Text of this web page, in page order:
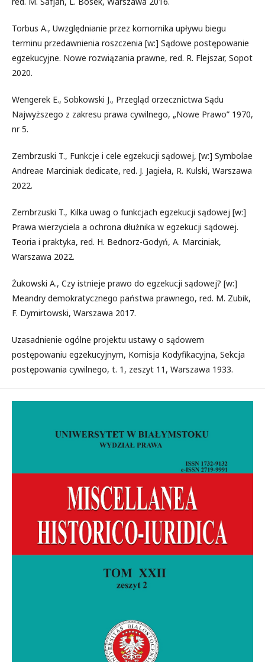
Torbus A., Uwzględnianie przez komornika upływu biegu
terminu przedawnienia roszczenia [w:] Sądowe postępowanie
egzekucyjne. Nowe rozwiązania prawne, red. R. Flejszar, Sopot
2020.
Wengerek E., Sobkowski J., Przegląd orzecznictwa Sądu
Najwyższego z zakresu prawa cywilnego, „Nowe Prawo” 1970,
nr 5.
Zembrzuski T., Funkcje i cele egzekucji sądowej, [w:] Symbolae
Andreae Marciniak dedicate, red. J. Jagieła, R. Kulski, Warszawa
2022.
Zembrzuski T., Kilka uwag o funkcjach egzekucji sądowej [w:]
Prawa wierzyciela a ochrona dłużnika w egzekucji sądowej.
Teoria i praktyka, red. H. Bednorz-Godyń, A. Marciniak,
Warszawa 2022.
Żukowski A., Czy istnieje prawo do egzekucji sądowej? [w:]
Meandry demokratycznego państwa prawnego, red. M. Zubik,
F. Dymirtowski, Warszawa 2017.
Uzasadnienie ogólne projektu ustawy o sądowem
postępowaniu egzekucyjnym, Komisja Kodyfikacyjna, Sekcja
postępowania cywilnego, t. 1, zeszyt 11, Warszawa 1933.